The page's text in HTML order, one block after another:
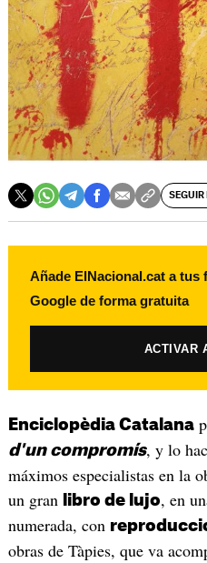
SEGUIR
Añade ElNacional.cat a tus
Google de forma gratuita
ACTIVAR
Enciclopèdia Catalana
d'un compromís, y lo
máximos especialistas en la
un gran
libro de lujo, en
numerada, con
obras de Tàpies, que va